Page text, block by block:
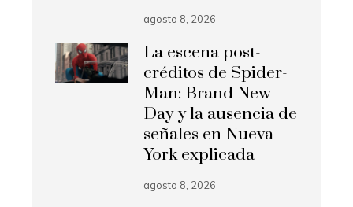
agosto 8, 2026
La escena post-
créditos de Spider-
Man: Brand New
Day y la ausencia de
señales en Nueva
York explicada
agosto 8, 2026